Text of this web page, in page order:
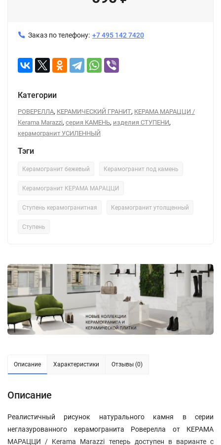
Заказ по телефону: +7 495 142 7420
Категории
РОВЕРЕЛЛА, КЕРАМИЧЕСКИЙ ГРАНИТ, КЕРАМА МАРАЦЦИ /
Kerama Marazzi, серия КАМЕНЬ, изделия СТУПЕНИ,
керамогранит УСИЛЕННЫЙ
Тэги
Керамогранит бежевый Керамогранит под камень
Керамогранит КЕРАМА МАРАЦЦИ
Ступень керамогранитная Керамогранит утолщенный
Ступень
Описание Характеристики Отзывы (0)
Описание
Реалистичный рисунок натурального камня в серии
неглазурованного керамогранита Роверелла от КЕРАМА
МАРАЦЦИ / Kerama Marazzi теперь доступен в варианте с